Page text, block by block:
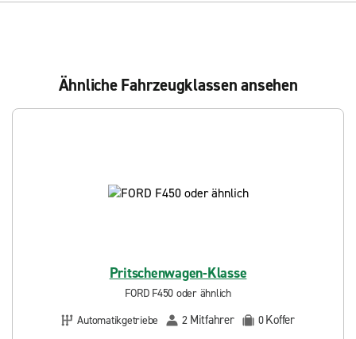
Ähnliche Fahrzeugklassen ansehen
Pritschenwagen-Klasse
FORD F450 oder ähnlich
Automatikgetriebe
2 Mitfahrer 0Koffer